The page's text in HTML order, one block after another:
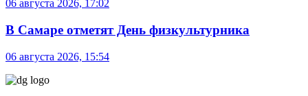
06 августа 2026, 17:02
В Самаре отметят День физкультурника
06 августа 2026, 15:54